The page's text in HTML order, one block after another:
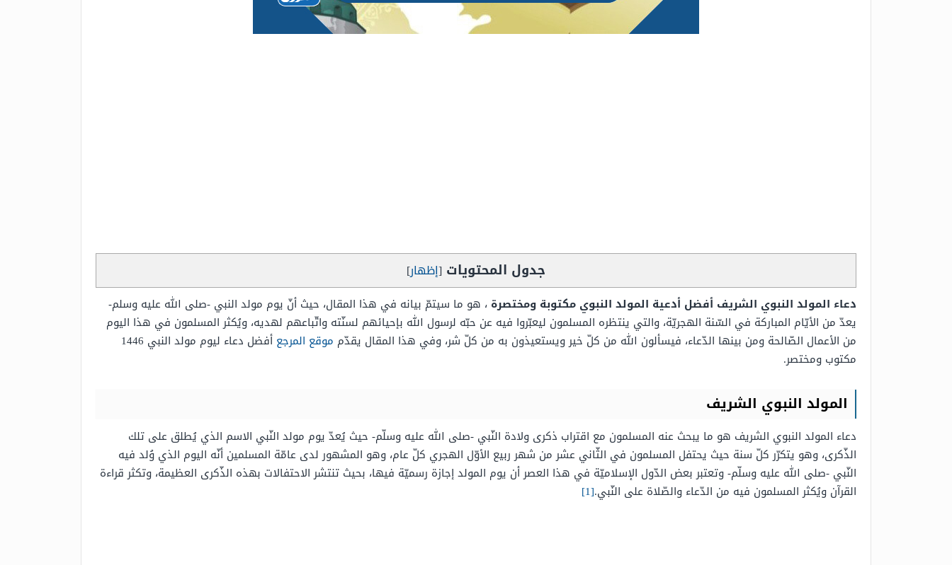
جدول المحتويات [إظهار]
دعاء المولد النبوي الشريف أفضل أدعية المولد النبوي مكتوبة ومختصرة ، هو ما سيتمّ بيانه في هذا المقال، حيث أنّ يوم مولد النبي -صلى الله عليه وسلم-
يعدّ من الأيّام المباركة في السّنة الهجريّة، والتي ينتظره المسلمون ليعبّروا فيه عن حبّه لرسول الله بإحيائهم لسنّته واتّباعهم لهديه، ويُكثر المسلمون في هذا اليوم
من الأعمال الصّالحة ومن بينها الدّعاء، فيسألون الله من كلّ خير ويستعيذون به من كلّ شر، وفي هذا المقال يقدّم موقع المرجع
أفضل دعاء ليوم مولد النبي 1446
مكتوب ومختصر.
المولد النبوي الشريف
دعاء المولد النبوي الشريف هو ما يبحث عنه المسلمون مع اقتراب ذكرى ولادة النّبي -صلى الله عليه وسلّم- حيث يُعدّ يوم مولد النّبي الاسم الذي يُطلق على تلك
الذّكرى، وهو يتكرّر كلّ سنة حيث يحتفل المسلمون في الثّاني عشر من شهر ربيع الأوّل الهجري كلّ عام، وهو المشهور لدى عامّة المسلمين أنّه اليوم الذي وُلد فيه
النّبي -صلى الله عليه وسلّم- وتعتبر بعض الدّول الإسلاميّة في هذا العصر أن يوم المولد إجازة رسميّة فيها، بحيث تنتشر الاحتفالات بهذه الذّكرى العظيمة، وتكثر قراءة
القرآن ويُكثر المسلمون فيه من الدّعاء والصّلاة على النّبي.[1]